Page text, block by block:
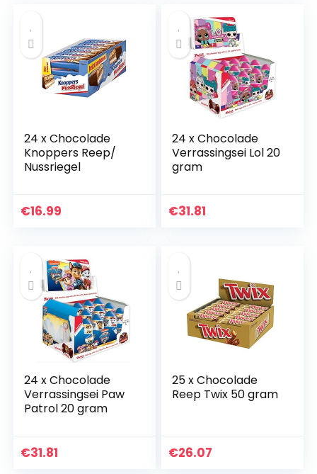
24 x Chocolade
Knoppers Reep/
Nussriegel
€16.99
24 x Chocolade
Verrassingsei Lol 20
gram
€31.81
24 x Chocolade
Verrassingsei Paw
Patrol 20 gram
€31.81
25 x Chocolade
Reep Twix 50 gram
€26.07